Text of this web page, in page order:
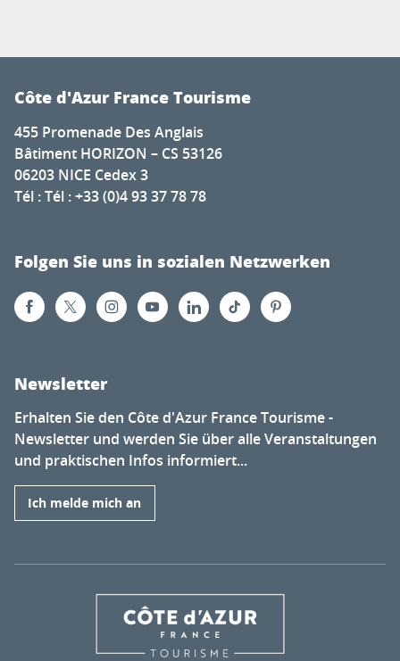
Côte d'Azur France Tourisme
455 Promenade Des Anglais
Bâtiment HORIZON – CS 53126
06203 NICE Cedex 3
Tél : Tél : +33 (0)4 93 37 78 78
Folgen Sie uns in sozialen Netzwerken
Newsletter
Erhalten Sie den Côte d'Azur France Tourisme -
Newsletter und werden Sie über alle Veranstaltungen
und praktischen Infos informiert...
Ich melde mich an